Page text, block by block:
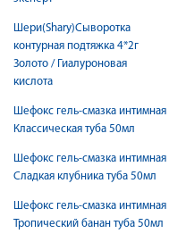
Шери(Shary)Сыворотка
контурная подтяжка 4*2г
Золото / Гиалуроновая
кислота
Шефокс гель-смазка интимная
Классическая туба 50мл
Шефокс гель-смазка интимная
Сладкая клубника туба 50мл
Шефокс гель-смазка интимная
Тропический банан туба 50мл